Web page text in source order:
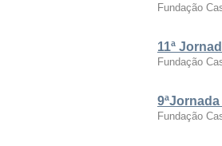
Fundação
11ª
Fundação
Fundação